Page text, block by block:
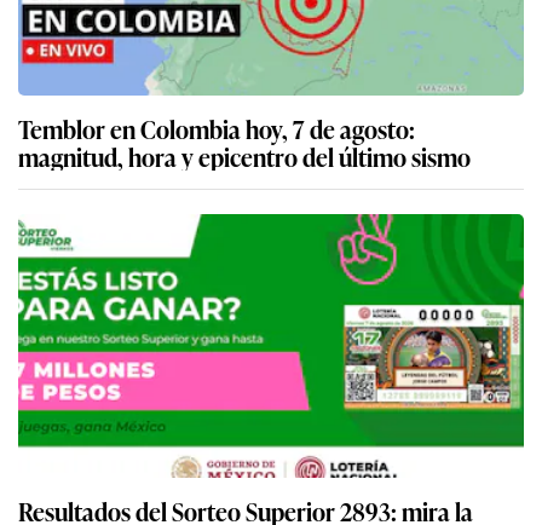
Temblor en Colombia hoy, 7 de agosto:
magnitud, hora y epicentro del último sismo
Resultados del Sorteo Superior 2893: mira la